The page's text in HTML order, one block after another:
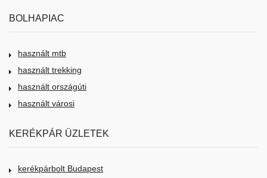
BOLHAPIAC
használt mtb
használt trekking
használt országúti
használt városi
KERÉKPÁR ÜZLETEK
kerékpárbolt Budapest